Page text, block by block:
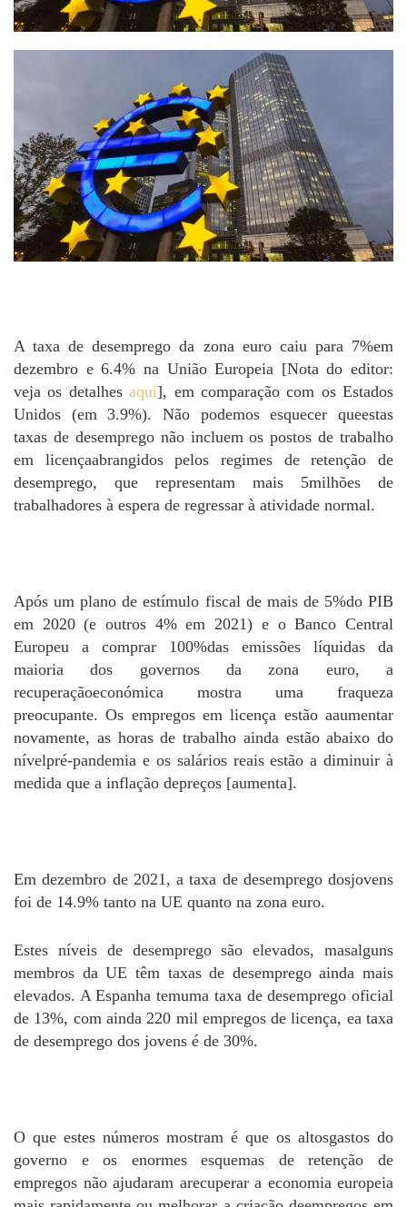
A taxa de desemprego da zona euro caiu para 7%em
dezembro e 6.4% na União Europeia [Nota do editor:
veja os detalhesaqui], em comparação com os Estados
Unidos (em 3.9%). Não podemos esquecer queestas
taxas de desemprego não incluem os postos de trabalho
em licençaabrangidos pelos regimes de retenção de
desemprego, que representam mais 5milhões de
trabalhadores à espera de regressar à atividade normal.
Após um plano de estímulo fiscal de mais de 5%do PIB
em 2020 (e outros 4% em 2021) e o Banco Central
Europeu a comprar 100%das emissões líquidas da
maioria dos governos da zona euro, a
recuperaçãoeconómica mostra uma fraqueza
preocupante. Os empregos em licença estão aaumentar
novamente, as horas de trabalho ainda estão abaixo do
nívelpré-pandemia e os salários reais estão a diminuir à
medida que a inflação depreços [aumenta].
Em dezembro de 2021, a taxa de desemprego dosjovens
foi de 14.9% tanto na UE quanto na zona euro.
Estes níveis de desemprego são elevados, masalguns
membros da UE têm taxas de desemprego ainda mais
elevados. A Espanha temuma taxa de desemprego oficial
de 13%, com ainda 220 mil empregos de licença, ea taxa
de desemprego dos jovens é de 30%.
O que estes números mostram é que os altosgastos do
governo e os enormes esquemas de retenção de
empregos não ajudaram arecuperar a economia europeia